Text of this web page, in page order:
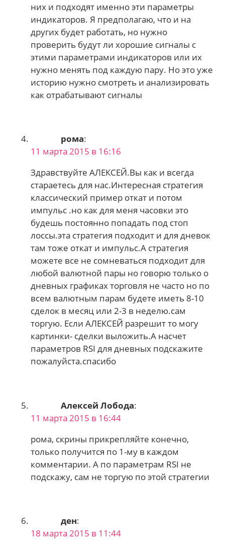
них и подходят именно эти параметры
индикаторов. Я предполагаю, что и на
других будет работать, но нужно
проверить будут ли хорошие сигналы с
этими параметрами индикаторов или их
нужно менять под каждую пару. Но это уже
историю нужно смотреть и анализировать
как отрабатывают сигналы
рома:
11 марта 2015 в 16:16
Здравствуйте АЛЕКСЕЙ.Вы как и всегда
стараетесь для нас.Интересная стратегия
классический пример откат и потом
импульс .но как для меня часовки это
будешь постоянно попадать под стоп
лоссы.эта стратегия подходит и для дневок
там тоже откат и импульс.А стратегия
можете все не сомневаться подходит для
любой валютной пары но говорю только о
дневных графиках торговля не часто но по
всем валютным парам будете иметь 8-10
сделок в месяц или 2-3 в неделю.сам
торгую. Если АЛЕКСЕЙ разрешит то могу
картинки- сделки выложить.А насчет
параметров RSI для дневных подскажите
пожалуйста.спасибо
Алексей Лобода:
11 марта 2015 в 16:44
рома, скрины прикрепляйте конечно,
только получится по 1-му в каждом
комментарии. А по параметрам RSI не
подскажу, сам не торгую по этой стратегии
ден:
18 марта 2015 в 11:44